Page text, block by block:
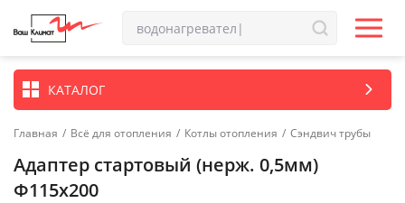
КАТАЛОГ
Главная / Всё для отопления / Котлы отопления / Сэндвич трубы
Адаптер стартовый (нерж. 0,5мм)
Ф115х200